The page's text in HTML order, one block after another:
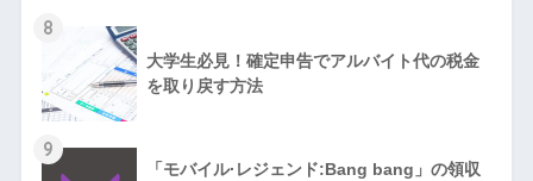
8
大学生必見！確定申告でアルバイト代の税金
を取り戻す方法
9
「モバイル·レジェンド:Bang bang」の領収